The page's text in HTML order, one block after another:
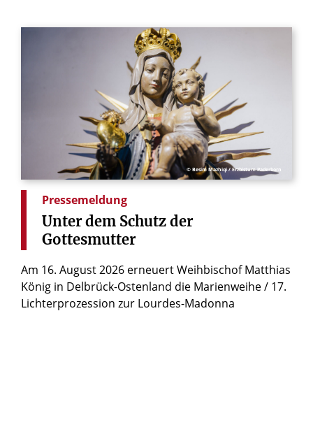
© Besim Mazhiqi / Erzbistum Paderborn
Pressemeldung
Unter dem Schutz der
Gottesmutter
Am 16. August 2026 erneuert Weihbischof Matthias
König in Delbrück-Ostenland die Marienweihe / 17.
Lichterprozession zur Lourdes-Madonna